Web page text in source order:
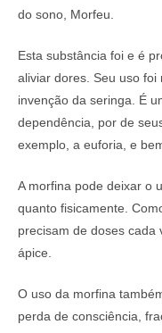
do sono, Morfeu.
Esta substância foi e é
aliviar dores. Seu uso
invenção da seringa. É
dependência, por de
exemplo, a euforia, e
A morfina pode deixar o
quanto fisicamente.
precisam de doses
ápice.
O uso da morfina
perda de consciência,